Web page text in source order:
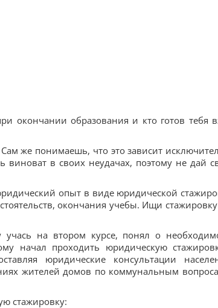
окончании образования и кто готов тебя
же понимаешь, что это зависит
в своих неудачах, поэтому не дай
опыт в виде юридической
окончания учебы. Ищи
на втором курсе, понял о
начал проходить юридическую
юридические консультации
жителей домов по коммунальным
стажировку: